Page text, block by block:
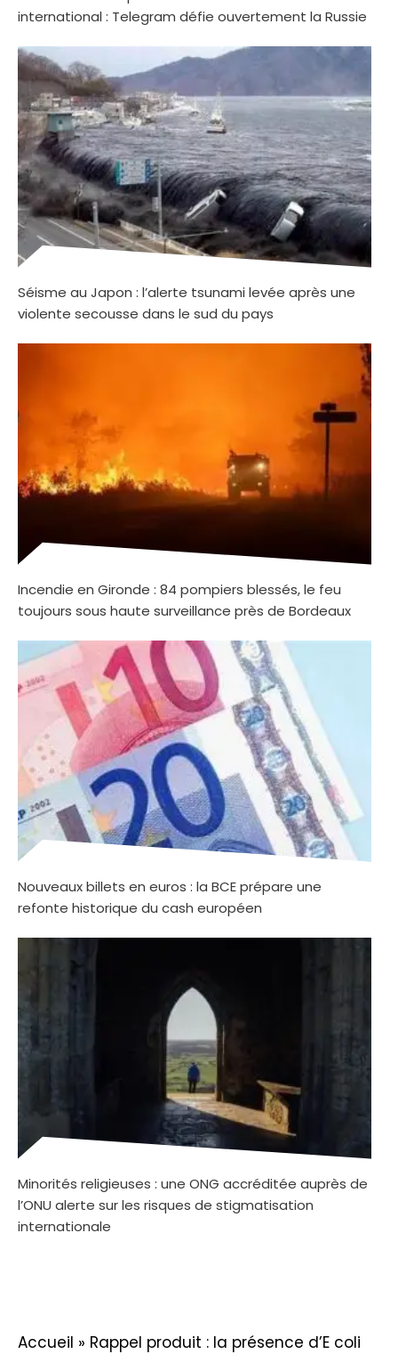
international : Telegram défie ouvertement la Russie
Séisme au Japon : l’alerte tsunami levée après une
violente secousse dans le sud du pays
Incendie en Gironde : 84 pompiers blessés, le feu
toujours sous haute surveillance près de Bordeaux
Nouveaux billets en euros : la BCE prépare une
refonte historique du cash européen
Minorités religieuses : une ONG accréditée auprès de
l’ONU alerte sur les risques de stigmatisation
internationale
Accueil » Rappel produit : la présence d’E coli